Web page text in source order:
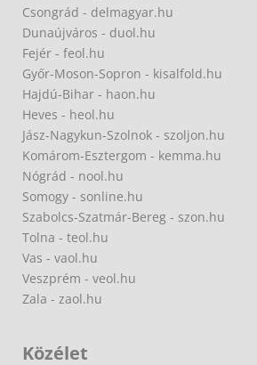
Csongrád - delmagyar.hu
Dunaújváros - duol.hu
Fejér - feol.hu
Győr-Moson-Sopron - kisalfold.hu
Hajdú-Bihar - haon.hu
Heves - heol.hu
Jász-Nagykun-Szolnok - szoljon.hu
Komárom-Esztergom - kemma.hu
Nógrád - nool.hu
Somogy - sonline.hu
Szabolcs-Szatmár-Bereg - szon.hu
Tolna - teol.hu
Vas - vaol.hu
Veszprém - veol.hu
Zala - zaol.hu
Közélet